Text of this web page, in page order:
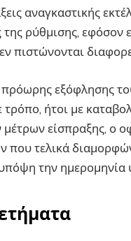
αναγκαστικής
ρύθμισης, εφόσον
πιστώνονται
εξόφλησης
ήτοι με
είσπραξης, ο
που τελικά
την ημερομηνία